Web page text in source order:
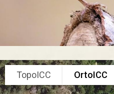
TopoICC OrtoICC